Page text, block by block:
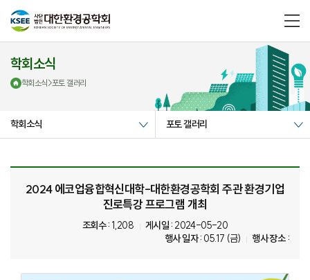
메
뉴
학회소식
학회소식>포토 갤러리
학회소식 포토 갤러리
2024 에코업융합혁신대학-대한환경공학회 주관 환경기업
진로특강 프로그램 개최
조회수 : 1,208 게시일 : 2024-05-20
행사 일자 : 05.17 (금) 행사 장소 :